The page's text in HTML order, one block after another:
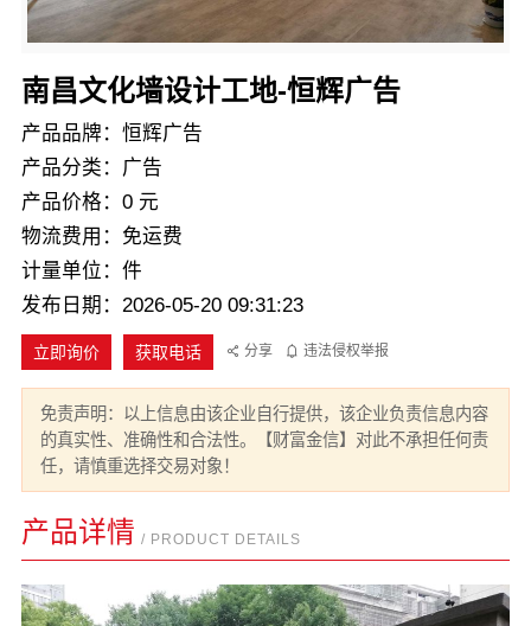
南昌文化墙设计工地-恒辉广告
产品品牌：恒辉广告
产品分类：广告
产品价格：0 元
物流费用：免运费
计量单位：件
发布日期：2026-05-20 09:31:23
立即询价 获取电话 分享 违法侵权举报
免责声明：以上信息由该企业自行提供，该企业负责信息内容
的真实性、准确性和合法性。【财富金信】对此不承担任何责
任，请慎重选择交易对象！
产品详情 / PRODUCT DETAILS